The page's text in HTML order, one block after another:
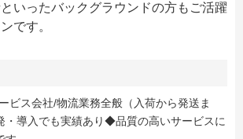
いったバックグラウンドの方もご活躍
です。
ビス会社/物流業務全般（入荷から発送ま
・導入でも実績あり◆品質の高いサービスに